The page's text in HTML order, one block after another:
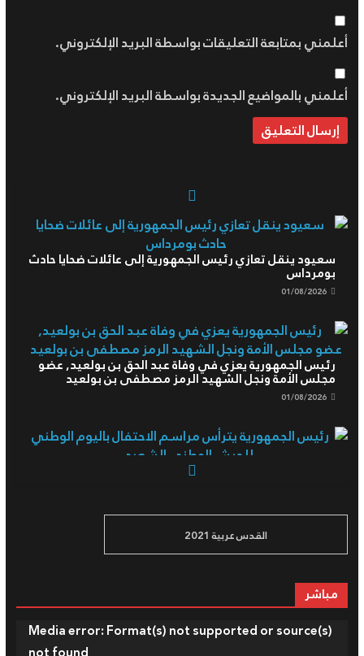
أعلمني بمتابعة التعليقات بواسطة البريد الإلكتروني.
أعلمني بالمواضيع الجديدة بواسطة البريد الإلكتروني.
سعيود ينقل تعازي رئيس الجمهورية إلى عائلات ضحايا حادث
بومرداس
01/08/2026
رئيس الجمهورية يعزي في وفاة عبد الحق بن بولعيد, عضو
مجلس الأمة ونجل الشهيد الرمز مصطفى بن بولعيد
01/08/2026
رئيس الجمهورية يترأس مراسم الاحتفال باليوم الوطني
السلطة الوطنية المستقلة لضبط السمعي البصري
تسجل إخلالا بقواعد التعامل الإنساني مع الأزمات من قبل
بعض القنوات
01/08/2026
القدس عربية 2021
مباشر
مشغل
Media error: Format(s) not supported or source(s)